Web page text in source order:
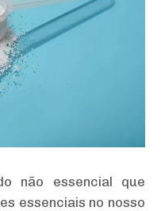
não essencial que
essenciais no nosso